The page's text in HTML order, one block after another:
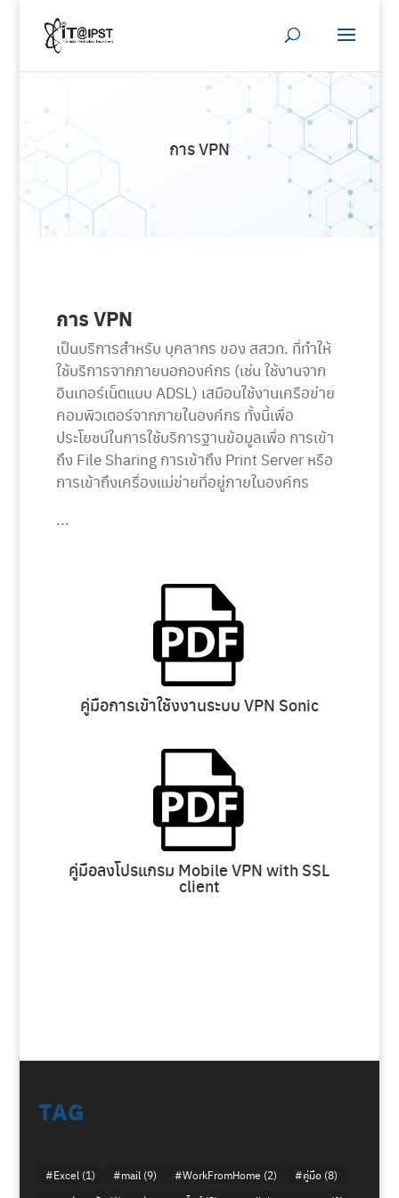
การ VPN
การ VPN
เป็นบริการสำหรับ บุคลากร ของ สสวท. ที่ทำให้
ใช้บริการจากภายนอกองค์กร (เช่น ใช้งานจาก
อินเทอร์เน็ตแบบ ADSL) เสมือนใช้งานเครือข่าย
คอมพิวเตอร์จากภายในองค์กร ทั้งนี้เพื่อ
ประโยชน์ในการใช้บริการฐานข้อมูลเพื่อ การเข้า
ถึง File Sharing การเข้าถึง Print Server หรือ
การเข้าถึงเครื่องแม่ข่ายที่อยู่ภายในองค์กร
...
คู่มือการเข้าใช้งงานระบบ VPN Sonic
คู่มือลงโปรแกรม Mobile VPN with SSL
client
TAG
#Excel (1) #mail (9) #WorkFromHome (2) #คู่มือ(8)